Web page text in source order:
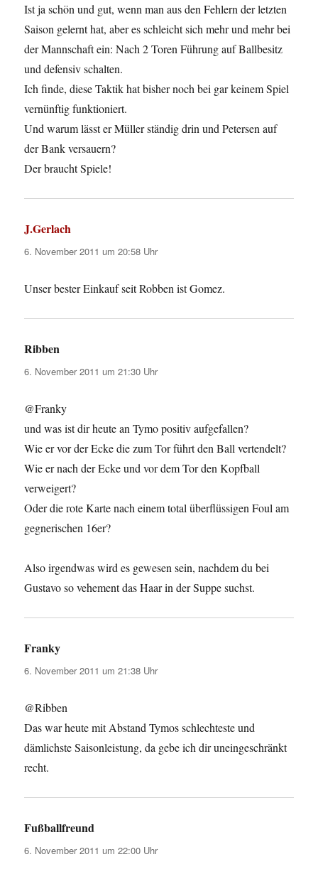
Ist ja schön und gut, wenn man aus den Fehlern der letzten
Saison gelernt hat, aber es schleicht sich mehr und mehr bei
der Mannschaft ein: Nach 2 Toren Führung auf Ballbesitz
und defensiv schalten.
Ich finde, diese Taktik hat bisher noch bei gar keinem Spiel
vernünftig funktioniert.
Und warum lässt er Müller ständig drin und Petersen auf
der Bank versauern?
Der braucht Spiele!
J.Gerlach
6. November 2011 um 20:58 Uhr
Unser bester Einkauf seit Robben ist Gomez.
Ribben
6. November 2011 um 21:30 Uhr
@Franky
und was ist dir heute an Tymo positiv aufgefallen?
Wie er vor der Ecke die zum Tor führt den Ball vertendelt?
Wie er nach der Ecke und vor dem Tor den Kopfball
verweigert?
Oder die rote Karte nach einem total überflüssigen Foul am
gegnerischen 16er?
Also irgendwas wird es gewesen sein, nachdem du bei
Gustavo so vehement das Haar in der Suppe suchst.
Franky
6. November 2011 um 21:38 Uhr
@Ribben
Das war heute mit Abstand Tymos schlechteste und
dämlichste Saisonleistung, da gebe ich dir uneingeschränkt
recht.
Fußballfreund
6. November 2011 um 22:00 Uhr